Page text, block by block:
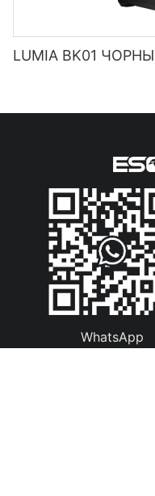
LUMIA BK01 ЧОРНЫ
WhatsApp